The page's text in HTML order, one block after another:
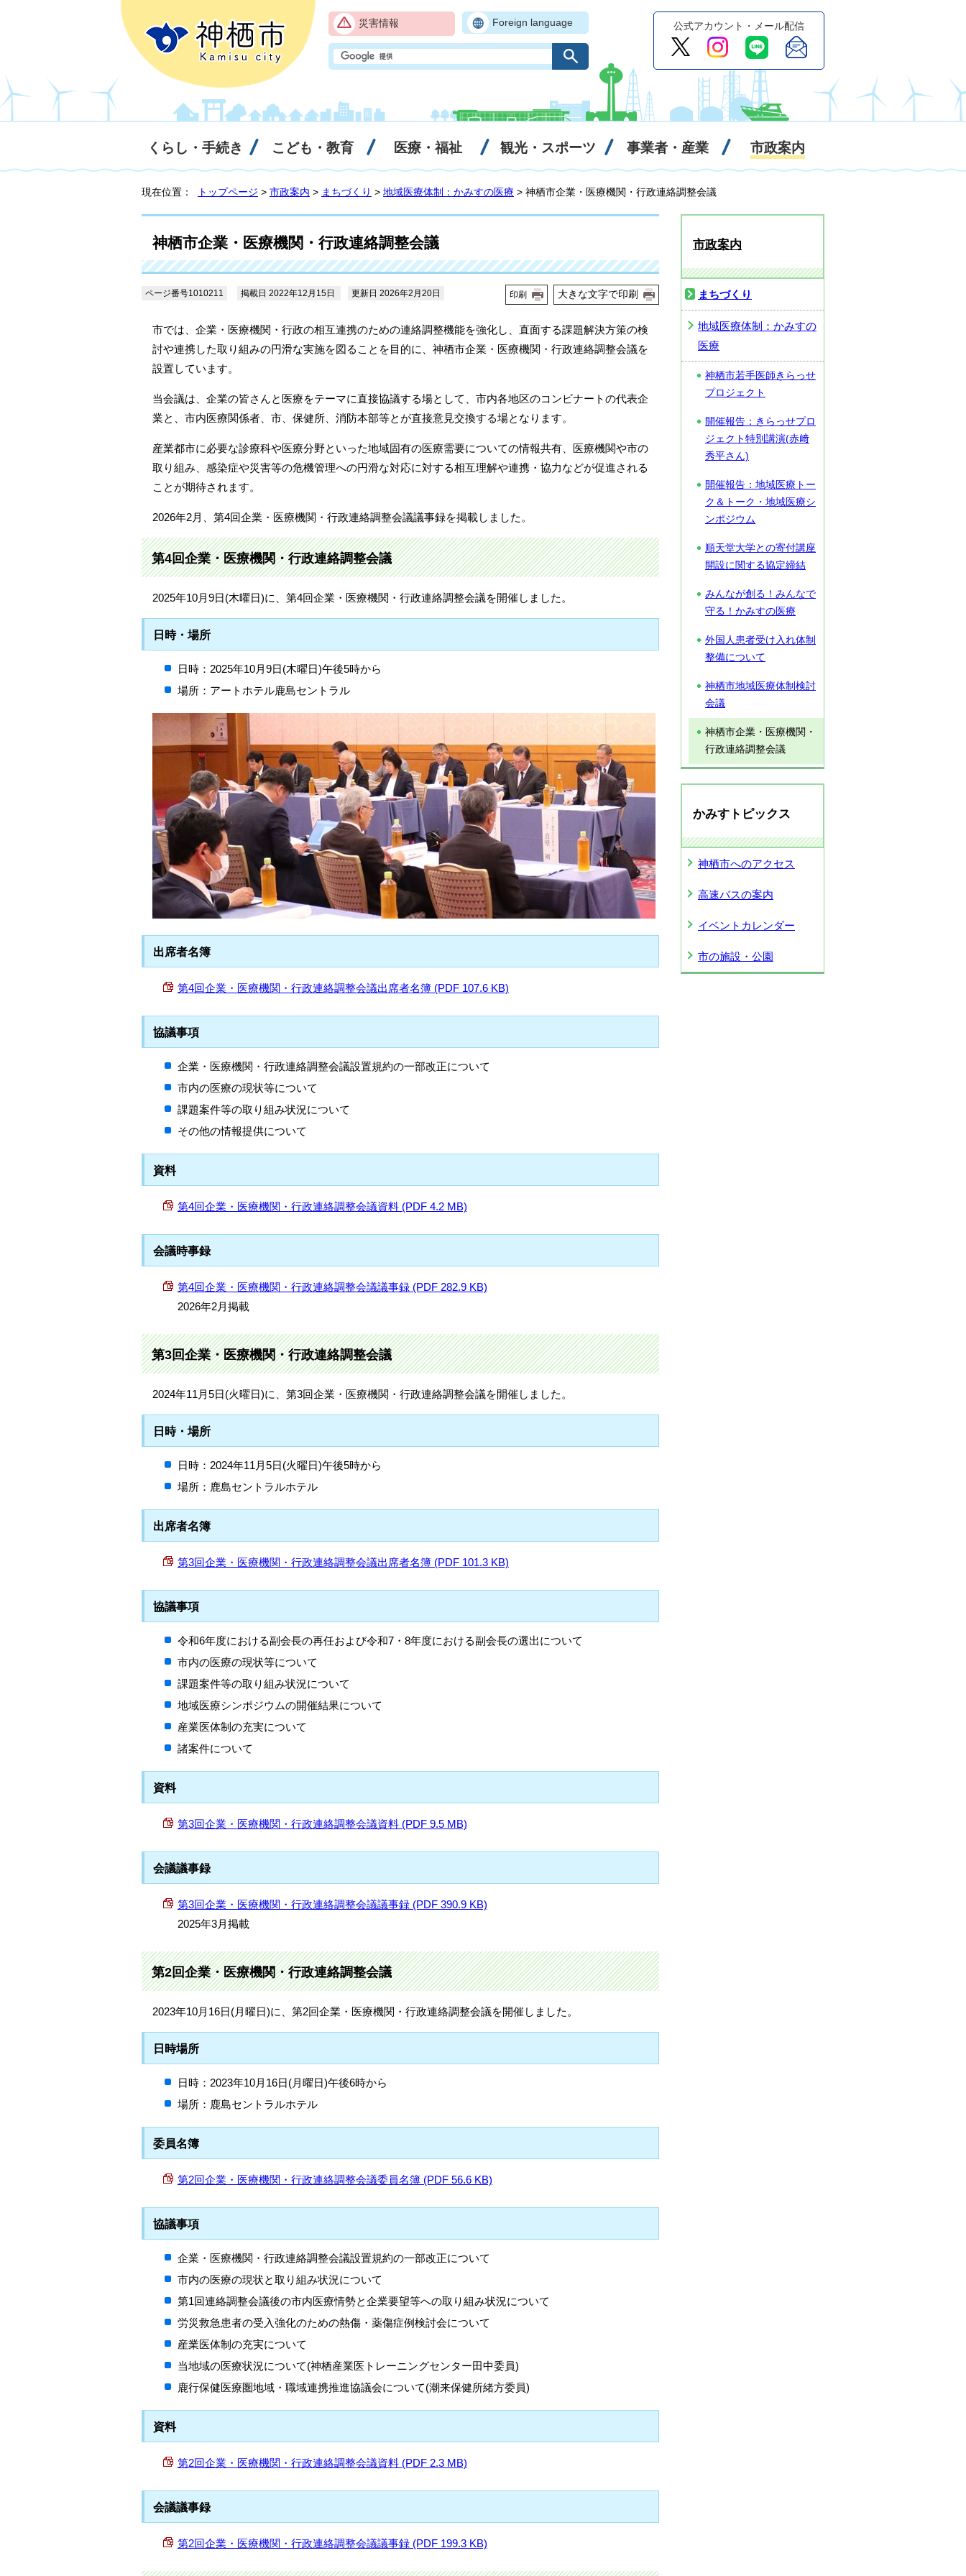
災害情報 Foreign language 公式アカウント・メール配信
くらし・手続き こども・教育 医療・福祉 観光・スポーツ 事業者・産業 市政案内
現在位置： トップページ > 市政案内 > まちづくり > 地域医療体制：かみすの医療 > 神栖市企業・医療機関・行政連絡調整会議
神栖市企業・医療機関・行政連絡調整会議
ページ番号1010211 掲載日 2022年12月15日 更新日 2026年2月20日 印刷 大きな文字で印刷
市では、企業・医療機関・行政の相互連携のための連絡調整機能を強化し、直面する課題解決方策の検
討や連携した取り組みの円滑な実施を図ることを目的に、神栖市企業・医療機関・行政連絡調整会議を
設置しています。
当会議は、企業の皆さんと医療をテーマに直接協議する場として、市内各地区のコンビナートの代表企
業と、市内医療関係者、市、保健所、消防本部等とが直接意見交換する場となります。
産業都市に必要な診療科や医療分野といった地域固有の医療需要についての情報共有、医療機関や市の
取り組み、感染症や災害等の危機管理への円滑な対応に対する相互理解や連携・協力などが促進される
ことが期待されます。
2026年2月、第4回企業・医療機関・行政連絡調整会議議事録を掲載しました。
第4回企業・医療機関・行政連絡調整会議
2025年10月9日(木曜日)に、第4回企業・医療機関・行政連絡調整会議を開催しました。
日時・場所
日時：2025年10月9日(木曜日)午後5時から
場所：アートホテル鹿島セントラル
出席者名簿
第4回企業・医療機関・行政連絡調整会議出席者名簿 (PDF 107.6 KB)
協議事項
企業・医療機関・行政連絡調整会議設置規約の一部改正について
市内の医療の現状等について
課題案件等の取り組み状況について
その他の情報提供について
資料
第4回企業・医療機関・行政連絡調整会議資料 (PDF 4.2 MB)
会議時事録
第4回企業・医療機関・行政連絡調整会議議事録 (PDF 282.9 KB)
2026年2月掲載
第3回企業・医療機関・行政連絡調整会議
2024年11月5日(火曜日)に、第3回企業・医療機関・行政連絡調整会議を開催しました。
日時・場所
日時：2024年11月5日(火曜日)午後5時から
場所：鹿島セントラルホテル
出席者名簿
第3回企業・医療機関・行政連絡調整会議出席者名簿 (PDF 101.3 KB)
協議事項
令和6年度における副会長の再任および令和7・8年度における副会長の選出について
市内の医療の現状等について
課題案件等の取り組み状況について
地域医療シンポジウムの開催結果について
産業医体制の充実について
諸案件について
資料
第3回企業・医療機関・行政連絡調整会議資料 (PDF 9.5 MB)
会議議事録
第3回企業・医療機関・行政連絡調整会議議事録 (PDF 390.9 KB)
2025年3月掲載
第2回企業・医療機関・行政連絡調整会議
2023年10月16日(月曜日)に、第2回企業・医療機関・行政連絡調整会議を開催しました。
日時場所
日時：2023年10月16日(月曜日)午後6時から
場所：鹿島セントラルホテル
委員名簿
第2回企業・医療機関・行政連絡調整会議委員名簿 (PDF 56.6 KB)
協議事項
企業・医療機関・行政連絡調整会議設置規約の一部改正について
市内の医療の現状と取り組み状況について
第1回連絡調整会議後の市内医療情勢と企業要望等への取り組み状況について
労災救急患者の受入強化のための熱傷・薬傷症例検討会について
産業医体制の充実について
当地域の医療状況について(神栖産業医トレーニングセンター田中委員)
鹿行保健医療圏地域・職域連携推進協議会について(潮来保健所緒方委員)
資料
第2回企業・医療機関・行政連絡調整会議資料 (PDF 2.3 MB)
会議議事録
第2回企業・医療機関・行政連絡調整会議議事録 (PDF 199.3 KB)
市政案内
まちづくり
地域医療体制：かみすの
医療
神栖市若手医師きらっせ
プロジェクト
開催報告：きらっせプロ
ジェクト特別講演(赤﨑
秀平さん)
開催報告：地域医療トー
ク＆トーク・地域医療シ
ンポジウム
順天堂大学との寄付講座
開設に関する協定締結
みんなが創る！みんなで
守る！かみすの医療
外国人患者受け入れ体制
整備について
神栖市地域医療体制検討
会議
神栖市企業・医療機関・
行政連絡調整会議
かみすトピックス
神栖市へのアクセス
高速バスの案内
イベントカレンダー
市の施設・公園